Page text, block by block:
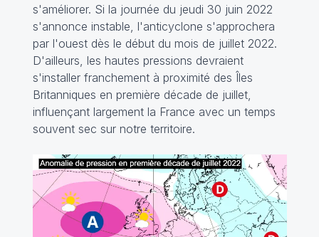
s'améliorer. Si la journée du jeudi 30 juin 2022
s'annonce instable, l'anticyclone s'approchera
par l'ouest dès le début du mois de juillet 2022.
D'ailleurs, les hautes pressions devraient
s'installer franchement à proximité des Îles
Britanniques en première décade de juillet,
influençant largement la France avec un temps
souvent sec sur notre territoire.